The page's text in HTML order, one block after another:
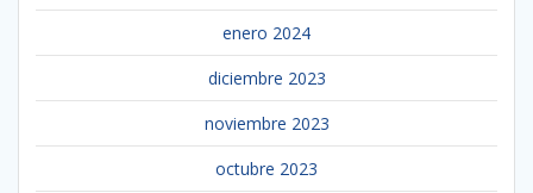
enero 2024
diciembre 2023
noviembre 2023
octubre 2023